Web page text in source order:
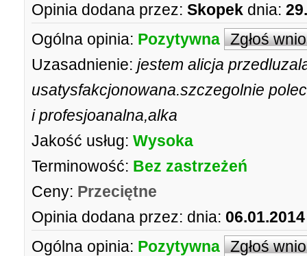
Opinia dodana przez: Skopek dnia:
Ogólna opinia: Pozytywna Zgłoś
Uzasadnienie: jestem alicja
usatysfakcjonowana.szczegolnie
i profesjoanalna,alka
Jakość usług: Wysoka
Terminowość: Bez zastrzeżeń
Ceny: Przeciętne
Opinia dodana przez: dnia:
Ogólna opinia: Pozytywna Zgłoś